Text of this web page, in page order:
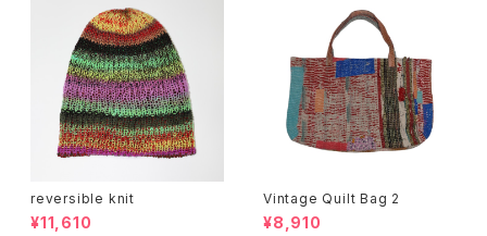
reversible knit
¥11,610
Vintage Quilt Bag 2
¥8,910